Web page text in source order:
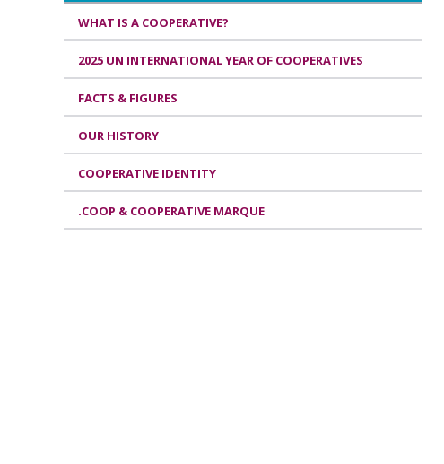
WHAT IS A COOPERATIVE?
2025 UN INTERNATIONAL YEAR OF COOPERATIVES
FACTS & FIGURES
OUR HISTORY
COOPERATIVE IDENTITY
.COOP & COOPERATIVE MARQUE